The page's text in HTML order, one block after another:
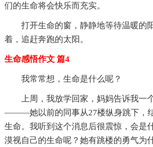
们的生命将会快乐而充实。
打开生命的窗，静静地等待温暖的
着，追赶奔跑的太阳。
生命感悟作文 篇4
我常常想，生命是什么呢？
上周，我放学回家，妈妈告诉我一
———她以前的同事从27楼纵身跳下，
生命。我听到这个消息后很震惊，会是
漠视自己的生命呢？她有跳楼的勇气为